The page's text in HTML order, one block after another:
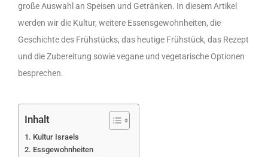
große Auswahl an Speisen und Getränken. In diesem Artikel
werden wir die Kultur, weitere Essensgewohnheiten, die
Geschichte des Frühstücks, das heutige Frühstück, das Rezept
und die Zubereitung sowie vegane und vegetarische Optionen
besprechen.
Inhalt
Kultur Israels
Essgewohnheiten